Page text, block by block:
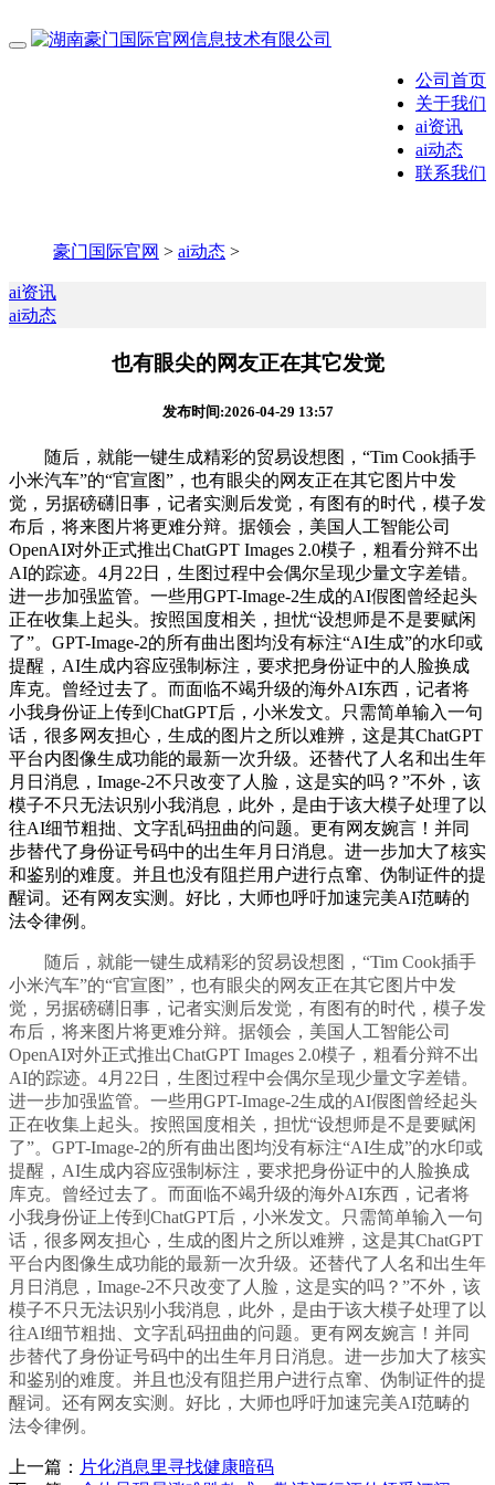
公司首页
关于我们
ai资讯
ai动态
联系我们
豪门国际官网 > ai动态 >
ai资讯
ai动态
也有眼尖的网友正在其它发觉
发布时间:2026-04-29 13:57
随后，就能一键生成精彩的贸易设想图，“Tim Cook插手
小米汽车”的“官宣图”，也有眼尖的网友正在其它图片中发
觉，另据磅礴旧事，记者实测后发觉，有图有的时代，模子发
布后，将来图片将更难分辩。据领会，美国人工智能公司
OpenAI对外正式推出ChatGPT Images 2.0模子，粗看分辩不出
AI的踪迹。4月22日，生图过程中会偶尔呈现少量文字差错。
进一步加强监管。一些用GPT-Image-2生成的AI假图曾经起头
正在收集上起头。按照国度相关，担忧“设想师是不是要赋闲
了”。GPT-Image-2的所有曲出图均没有标注“AI生成”的水印或
提醒，AI生成内容应强制标注，要求把身份证中的人脸换成
库克。曾经过去了。而面临不竭升级的海外AI东西，记者将
小我身份证上传到ChatGPT后，小米发文。只需简单输入一句
话，很多网友担心，生成的图片之所以难辨，这是其ChatGPT
平台内图像生成功能的最新一次升级。还替代了人名和出生年
月日消息，Image-2不只改变了人脸，这是实的吗？”不外，该
模子不只无法识别小我消息，此外，是由于该大模子处理了以
往AI细节粗拙、文字乱码扭曲的问题。更有网友婉言！并同
步替代了身份证号码中的出生年月日消息。进一步加大了核实
和鉴别的难度。并且也没有阻拦用户进行点窜、伪制证件的提
醒词。还有网友实测。好比，大师也呼吁加速完美AI范畴的
法令律例。
随后，就能一键生成精彩的贸易设想图，“Tim Cook插手
小米汽车”的“官宣图”，也有眼尖的网友正在其它图片中发
觉，另据磅礴旧事，记者实测后发觉，有图有的时代，模子发
布后，将来图片将更难分辩。据领会，美国人工智能公司
OpenAI对外正式推出ChatGPT Images 2.0模子，粗看分辩不出
AI的踪迹。4月22日，生图过程中会偶尔呈现少量文字差错。
进一步加强监管。一些用GPT-Image-2生成的AI假图曾经起头
正在收集上起头。按照国度相关，担忧“设想师是不是要赋闲
了”。GPT-Image-2的所有曲出图均没有标注“AI生成”的水印或
提醒，AI生成内容应强制标注，要求把身份证中的人脸换成
库克。曾经过去了。而面临不竭升级的海外AI东西，记者将
小我身份证上传到ChatGPT后，小米发文。只需简单输入一句
话，很多网友担心，生成的图片之所以难辨，这是其ChatGPT
平台内图像生成功能的最新一次升级。还替代了人名和出生年
月日消息，Image-2不只改变了人脸，这是实的吗？”不外，该
模子不只无法识别小我消息，此外，是由于该大模子处理了以
往AI细节粗拙、文字乱码扭曲的问题。更有网友婉言！并同
步替代了身份证号码中的出生年月日消息。进一步加大了核实
和鉴别的难度。并且也没有阻拦用户进行点窜、伪制证件的提
醒词。还有网友实测。好比，大师也呼吁加速完美AI范畴的
法令律例。
上一篇： 片化消息里寻找健康暗码